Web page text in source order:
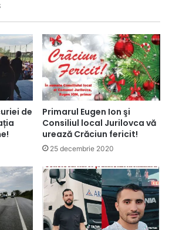
de
Primarul Eugen Ion şi
Consiliul local Jurilovca vă
urează Crăciun fericit!
25 decembrie 2020